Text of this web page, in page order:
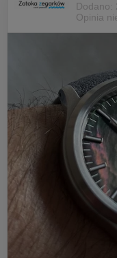
Dodano:
Opinia